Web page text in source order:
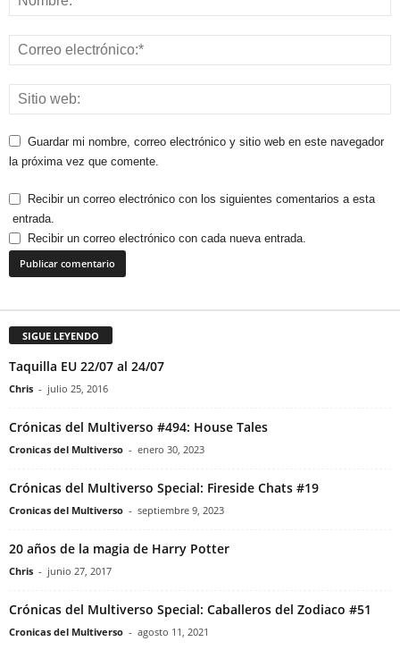
Guardar mi nombre, correo electrónico y sitio web en este navegador
la próxima vez que comente.
Recibir un correo electrónico con los siguientes comentarios a esta
entrada.
Recibir un correo electrónico con cada nueva entrada.
SIGUE LEYENDO
Taquilla EU 22/07 al 24/07
Chris - julio 25, 2016
Crónicas del Multiverso #494: House Tales
Cronicas del Multiverso - enero 30, 2023
Crónicas del Multiverso Special: Fireside Chats #19
Cronicas del Multiverso - septiembre 9, 2023
20 años de la magia de Harry Potter
Chris - junio 27, 2017
Crónicas del Multiverso Special: Caballeros del Zodiaco #51
Cronicas del Multiverso - agosto 11, 2021